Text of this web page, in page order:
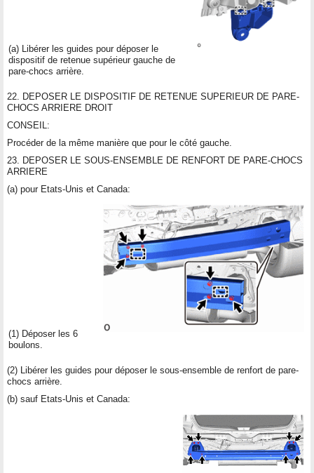
(a) Libérer les guides pour déposer le
dispositif de retenue supérieur gauche de
pare-chocs arrière.
22. DEPOSER LE DISPOSITIF DE RETENUE SUPERIEUR DE PARE-
CHOCS ARRIERE DROIT
CONSEIL:
Procéder de la même manière que pour le côté gauche.
23. DEPOSER LE SOUS-ENSEMBLE DE RENFORT DE PARE-CHOCS
ARRIERE
(a) pour Etats-Unis et Canada:
(1) Déposer les 6
boulons.
(2) Libérer les guides pour déposer le sous-ensemble de renfort de pare-
chocs arrière.
(b) sauf Etats-Unis et Canada: